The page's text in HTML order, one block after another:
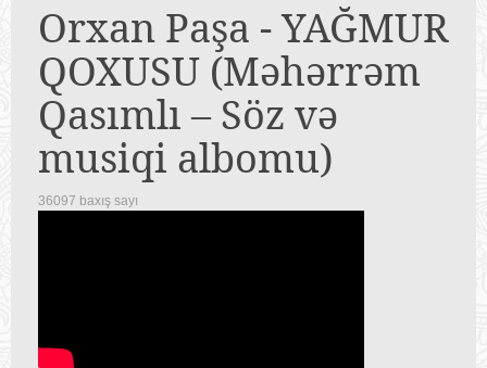
Orxan Paşa - YAĞMUR
QOXUSU (Məhərrəm
Qasımlı – Söz və
musiqi albomu)
36097 baxış sayı